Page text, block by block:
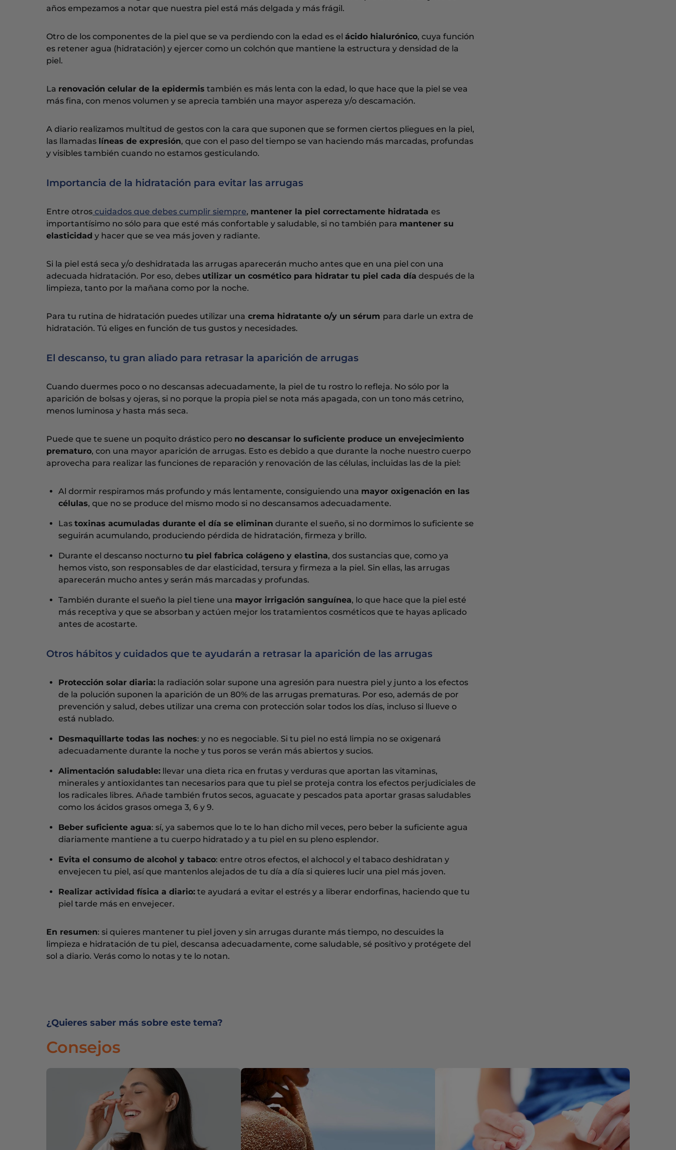
años empezamos a notar que nuestra piel está más delgada y más frágil.
Otro de los componentes de la piel que se va perdiendo con la edad es el ácido hialurónico, cuya función
es retener agua (hidratación) y ejercer como un colchón que mantiene la estructura y densidad de la
piel.
La renovación celular de la epidermis también es más lenta con la edad, lo que hace que la piel se vea
más fina, con menos volumen y se aprecia también una mayor aspereza y/o descamación.
A diario realizamos multitud de gestos con la cara que suponen que se formen ciertos pliegues en la piel,
las llamadas líneas de expresión, que con el paso del tiempo se van haciendo más marcadas, profundas
y visibles también cuando no estamos gesticulando.
Importancia de la hidratación para evitar las arrugas
Entre otros cuidados que debes cumplir siempre, mantener la piel correctamente hidratada es
importantísimo no sólo para que esté más confortable y saludable, si no también para mantener su
elasticidad y hacer que se vea más joven y radiante.
Si la piel está seca y/o deshidratada las arrugas aparecerán mucho antes que en una piel con una
adecuada hidratación. Por eso, debes utilizar un cosmético para hidratar tu piel cada día después de la
limpieza, tanto por la mañana como por la noche.
Para tu rutina de hidratación puedes utilizar una crema hidratante o/y un sérum para darle un extra de
hidratación. Tú eliges en función de tus gustos y necesidades.
El descanso, tu gran aliado para retrasar la aparición de arrugas
Cuando duermes poco o no descansas adecuadamente, la piel de tu rostro lo refleja. No sólo por la
aparición de bolsas y ojeras, si no porque la propia piel se nota más apagada, con un tono más cetrino,
menos luminosa y hasta más seca.
Puede que te suene un poquito drástico pero no descansar lo suficiente produce un envejecimiento
prematuro, con una mayor aparición de arrugas. Esto es debido a que durante la noche nuestro cuerpo
aprovecha para realizar las funciones de reparación y renovación de las células, incluidas las de la piel:
Al dormir respiramos más profundo y más lentamente, consiguiendo una mayor oxigenación en las
células, que no se produce del mismo modo si no descansamos adecuadamente.
Las toxinas acumuladas durante el día se eliminan durante el sueño, si no dormimos lo suficiente se
seguirán acumulando, produciendo pérdida de hidratación, firmeza y brillo.
Durante el descanso nocturno tu piel fabrica colágeno y elastina, dos sustancias que, como ya
hemos visto, son responsables de dar elasticidad, tersura y firmeza a la piel. Sin ellas, las arrugas
aparecerán mucho antes y serán más marcadas y profundas.
También durante el sueño la piel tiene una mayor irrigación sanguínea, lo que hace que la piel esté
más receptiva y que se absorban y actúen mejor los tratamientos cosméticos que te hayas aplicado
antes de acostarte.
Otros hábitos y cuidados que te ayudarán a retrasar la aparición de las arrugas
Protección solar diaria: la radiación solar supone una agresión para nuestra piel y junto a los efectos
de la polución suponen la aparición de un 80% de las arrugas prematuras. Por eso, además de por
prevención y salud, debes utilizar una crema con protección solar todos los días, incluso si llueve o
está nublado.
Desmaquillarte todas las noches: y no es negociable. Si tu piel no está limpia no se oxigenará
adecuadamente durante la noche y tus poros se verán más abiertos y sucios.
Alimentación saludable: llevar una dieta rica en frutas y verduras que aportan las vitaminas,
minerales y antioxidantes tan necesarios para que tu piel se proteja contra los efectos perjudiciales de
los radicales libres. Añade también frutos secos, aguacate y pescados pata aportar grasas saludables
como los ácidos grasos omega 3, 6 y 9.
Beber suficiente agua: sí, ya sabemos que lo te lo han dicho mil veces, pero beber la suficiente agua
diariamente mantiene a tu cuerpo hidratado y a tu piel en su pleno esplendor.
Evita el consumo de alcohol y tabaco: entre otros efectos, el alchocol y el tabaco deshidratan y
envejecen tu piel, así que mantenlos alejados de tu día a día si quieres lucir una piel más joven.
Realizar actividad física a diario: te ayudará a evitar el estrés y a liberar endorfinas, haciendo que tu
piel tarde más en envejecer.
En resumen: si quieres mantener tu piel joven y sin arrugas durante más tiempo, no descuides la
limpieza e hidratación de tu piel, descansa adecuadamente, come saludable, sé positivo y protégete del
sol a diario. Verás como lo notas y te lo notan.
¿Quieres saber más sobre este tema?
Consejos